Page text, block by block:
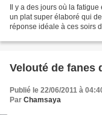
Il y a des jours où la
un plat super élaboré qui
réponse idéale à ces soirs
Velouté de fanes
Publié le 22/06/2011 à
Par Chamsaya